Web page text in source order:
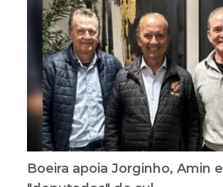
Boeira apoia Jorginho, Amin e